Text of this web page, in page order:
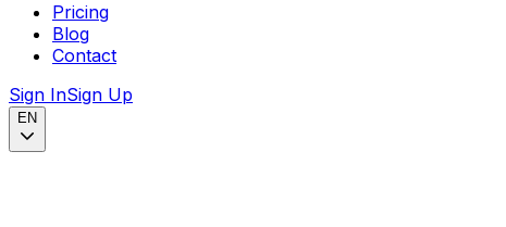
Pricing
Blog
Contact
Sign InSign Up
EN